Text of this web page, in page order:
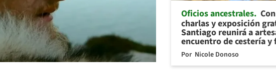
Oficios ancestrales
charlas y exposición
Santiago reunirá a
encuentro de cestería y
Por Nicole Donoso